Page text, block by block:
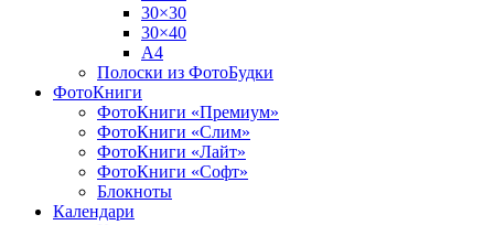
30×30
30×40
A4
Полоски из ФотоБудки
ФотоКниги
ФотоКниги «Премиум»
ФотоКниги «Слим»
ФотоКниги «Лайт»
ФотоКниги «Софт»
Блокноты
Календари